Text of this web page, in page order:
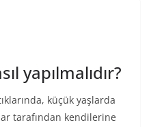
yapılmalıdır?
küçük yaşlarda
tarafından kendilerine